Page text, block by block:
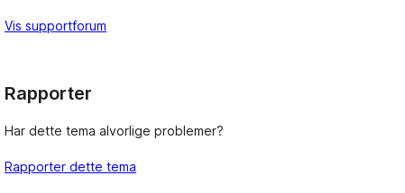
Vis supportforum
Rapporter
Har dette tema alvorlige problemer?
Rapporter dette tema